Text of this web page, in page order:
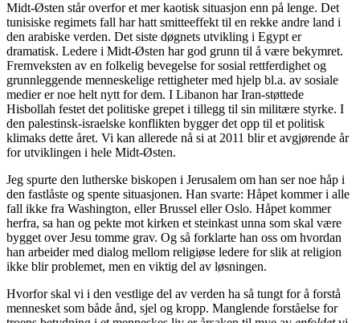
Midt-Østen står overfor et mer kaotisk situasjon enn på lenge. Det
tunisiske regimets fall har hatt smitteeffekt til en rekke andre land i
den arabiske verden. Det siste døgnets utvikling i Egypt er
dramatisk. Ledere i Midt-Østen har god grunn til å være bekymret.
Fremveksten av en folkelig bevegelse for sosial rettferdighet og
grunnleggende menneskelige rettigheter med hjelp bl.a. av sosiale
medier er noe helt nytt for dem. I Libanon har Iran-støttede
Hisbollah festet det politiske grepet i tillegg til sin militære styrke. I
den palestinsk-israelske konflikten bygger det opp til et politisk
klimaks dette året. Vi kan allerede nå si at 2011 blir et avgjørende år
for utviklingen i hele Midt-Østen.
Jeg spurte den lutherske biskopen i Jerusalem om han ser noe håp i
den fastlåste og spente situasjonen. Han svarte: Håpet kommer i alle
fall ikke fra Washington, eller Brussel eller Oslo. Håpet kommer
herfra, sa han og pekte mot kirken et steinkast unna som skal være
bygget over Jesu tomme grav. Og så forklarte han oss om hvordan
han arbeider med dialog mellom religiøse ledere for slik at religion
ikke blir problemet, men en viktig del av løsningen.
Hvorfor skal vi i den vestlige del av verden ha så tungt for å forstå
mennesket som både ånd, sjel og kropp. Manglende forståelse for